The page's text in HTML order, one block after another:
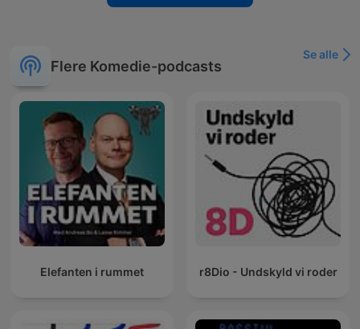
Flere Komedie-podcasts
Se alle
Elefanten i rummet r8Dio - Undskyld vi roder